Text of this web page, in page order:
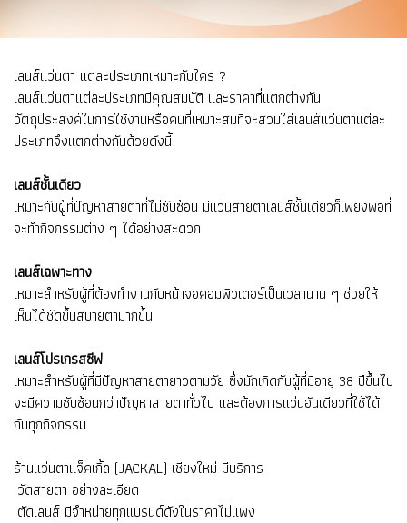
เลนส์แว่นตา แต่ละประเภทเหมาะกับใคร ?
เลนส์แว่นตาแต่ละประเภทมีคุณสมบัติ และราคาที่แตกต่างกัน
วัตถุประสงค์ในการใช้งานหรือคนที่เหมาะสมที่จะสวมใส่เลนส์แว่นตาแต่ละ
ประเภทจึงแตกต่างกันด้วยดังนี้
เลนส์ชั้นเดียว
เหมาะกับผู้ที่ปัญหาสายตาที่ไม่ซับซ้อน มีแว่นสายตาเลนส์ชั้นเดียวก็เพียงพอที่
จะทำกิจกรรมต่าง ๆ ได้อย่างสะดวก
เลนส์เฉพาะทาง
เหมาะสำหรับผู้ที่ต้องทำงานกับหน้าจอคอมพิวเตอร์เป็นเวลานาน ๆ ช่วยให้
เห็นได้ชัดขึ้นสบายตามากขึ้น
เลนส์โปรเกรสซีฟ
เหมาะสำหรับผู้ที่มีปัญหาสายตายาวตามวัย ซึ่งมักเกิดกับผู้ที่มีอายุ 38 ปีขึ้นไป
จะมีความซับซ้อนกว่าปัญหาสายตาทั่วไป และต้องการแว่นอันเดียวที่ใช้ได้
กับทุกกิจกรรม
ร้านแว่นตาแจ็คเกิ้ล (JACKAL) เชียงใหม่ มีบริการ
วัดสายตา อย่างละเอียด
ตัดเลนส์ มีจำหน่ายทุกแบรนด์ดังในราคาไม่แพง